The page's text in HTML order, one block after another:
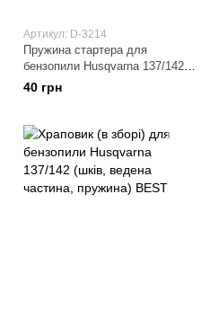
Артикул: D-3214
Пружина стартера для
бензопили Husqvarna 137/142
BEST
40 грн